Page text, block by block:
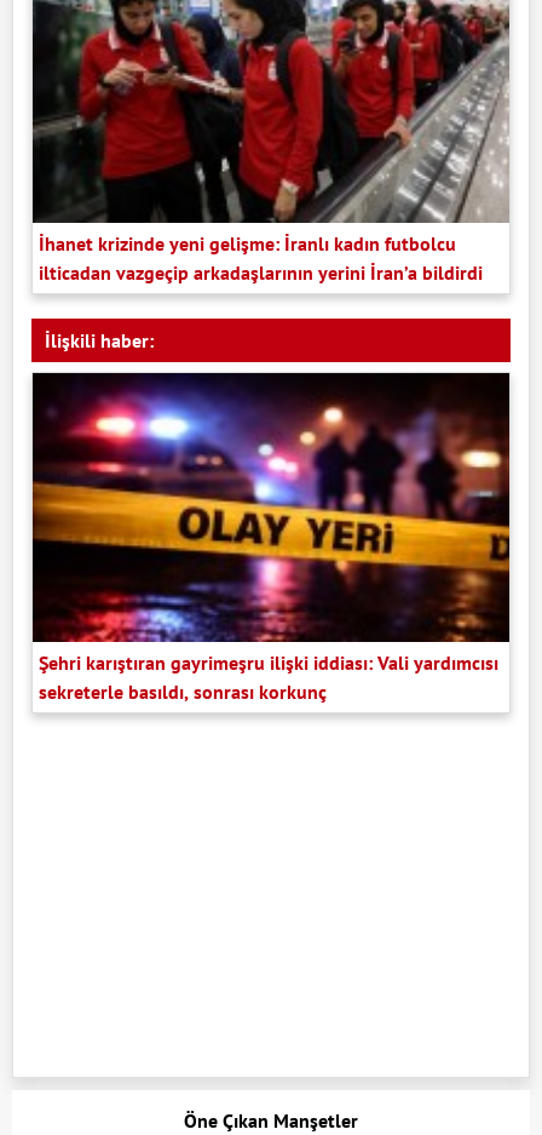
İhanet krizinde yeni gelişme: İranlı kadın futbolcu
ilticadan vazgeçip arkadaşlarının yerini İran’a bildirdi
İlişkili haber:
Şehri karıştıran gayrimeşru ilişki iddiası: Vali yardımcısı
sekreterle basıldı, sonrası korkunç
Öne Çıkan Manşetler